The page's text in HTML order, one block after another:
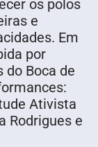
os polos
e
Em
por
Boca de
Ativista
Rodrigues e